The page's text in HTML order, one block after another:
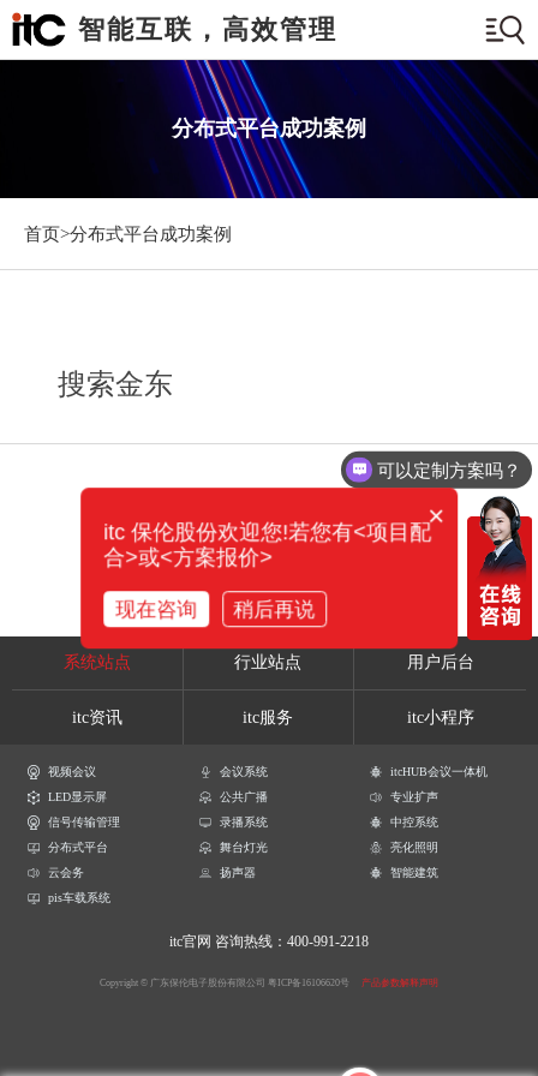
智能互联，高效管理
分布式平台成功案例
首页>分布式平台成功案例
搜索金东
系统站点 行业站点 用户后台
itc资讯 itc服务 itc小程序
视频会议 会议系统
itcHUB会议一体机
LED显示屏
公共广播
专业扩声
信号传输管理
录播系统
中控系统
分布式平台
舞台灯光
亮化照明
云会务
扬声器
智能建筑
pis车载系统
itc官网 咨询热线：400-991-2218
Copyright © 广东保伦电子股份有限公司 粤ICP备16106620号 产品参数解释声明
可以定制方案吗？
×
itc 保伦股份欢迎您!若您有<项目配
合>或<方案报价>
现在咨询 稍后再说